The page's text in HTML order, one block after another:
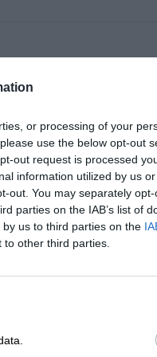
or processing of your
use the below opt-out
out request is processed
information utilized by us
out. You may separately
parties on the IAB’s list of
us to third parties on the
other third parties.
- przewodowa - USB,
RGB
cm